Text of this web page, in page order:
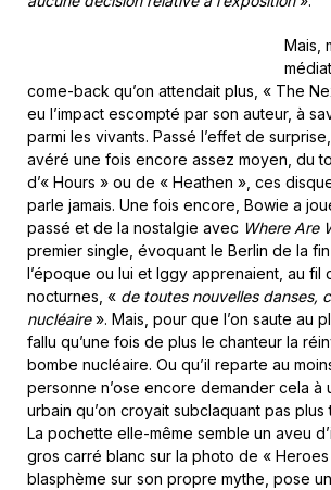
Mais,
come-back qu’on attendait plus, « The
eu l’impact escompté par son auteur, à
parmi les vivants. Passé l’effet de surprise,
avéré une fois encore assez moyen, du
d’« Hours » ou de « Heathen », ces
parle jamais. Une fois encore, Bowie a
passé et de la nostalgie avec Where Are
premier single, évoquant le Berlin de la
l’époque ou lui et Iggy apprenaient, au fil
nocturnes, « de toutes nouvelles danses,
nucléaire». Mais, pour que l’on saute au
fallu qu’une fois de plus le chanteur la
bombe nucléaire. Ou qu’il reparte au
personne n’ose encore demander cela à
urbain qu’on croyait subclaquant pas
La pochette elle-même semble un aveu
gros carré blanc sur la photo de « Heroes
blasphème sur son propre mythe, pose